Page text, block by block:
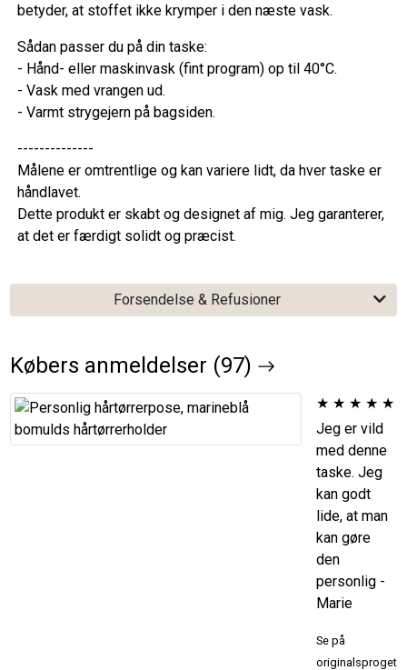
betyder, at stoffet ikke krymper i den næste vask.
Sådan passer du på din taske:
- Hånd- eller maskinvask (fint program) op til 40°C.
- Vask med vrangen ud.
- Varmt strygejern på bagsiden.
--------------
Målene er omtrentlige og kan variere lidt, da hver taske er
håndlavet.
Dette produkt er skabt og designet af mig. Jeg garanterer,
at det er færdigt solidt og præcist.
Forsendelse & Refusioner
Købers anmeldelser (97)
★ ★ ★ ★ ★
Jeg er vild
med denne
taske. Jeg
kan godt
lide, at man
kan gøre
den
personlig -
Marie
Se på
originalsproget